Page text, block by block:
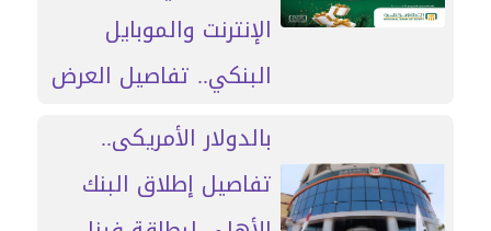
الإنترنت والموبايل
البنكي.. تفاصيل العرض
بالدولار الأمريكى..
تفاصيل إطلاق البنك